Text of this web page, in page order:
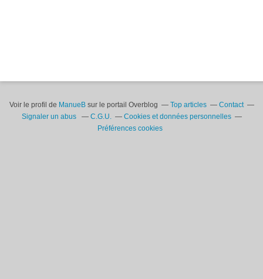
Voir le profil de ManueBsur le portail Overblog Top articles
Contact
Signaler un abus
C.G.U.
Cookies et données personnelles
Préférences cookies